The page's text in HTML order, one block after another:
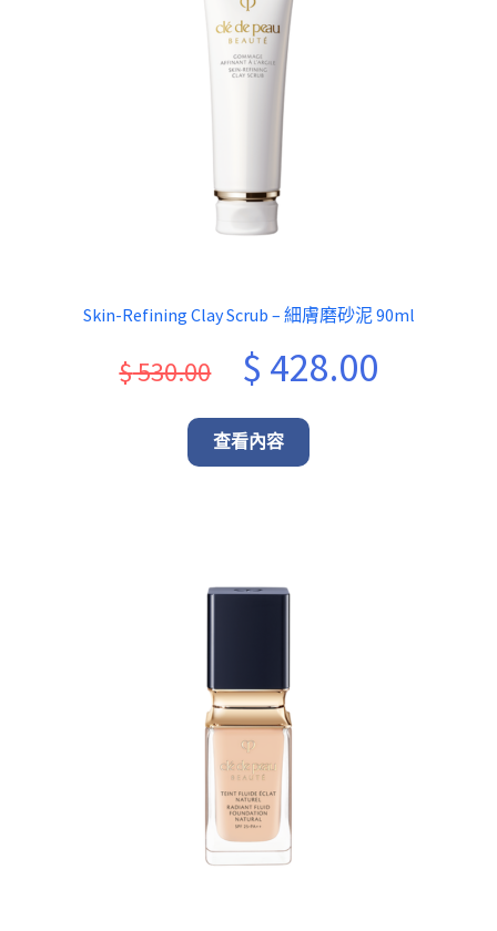
Skin-Refining Clay Scrub – 細膚磨砂泥 90ml
$530.00
Original
price
was:
$ 428.00Current
查看內容